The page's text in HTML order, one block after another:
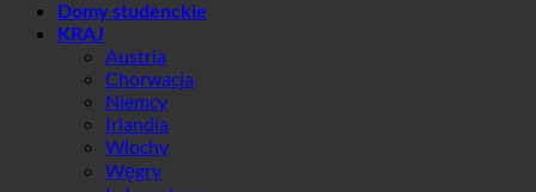
Luksemburg
Łotwa
Słowenia
Korea Południowa
Hiszpania
Szwajcaria
Zjednoczone Emiraty Arabskie